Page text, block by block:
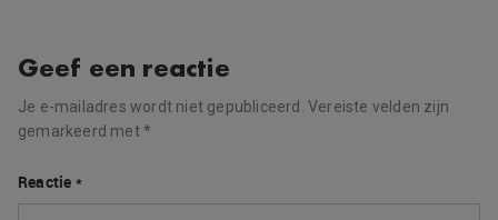
Geef een reactie
Je e-mailadres wordt niet gepubliceerd. Vereiste velden zijn
gemarkeerd met*
Reactie *